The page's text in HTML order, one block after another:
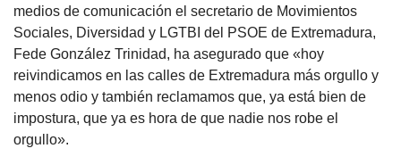
medios de comunicación el secretario de Movimientos
Sociales, Diversidad y LGTBI del PSOE de Extremadura,
Fede González Trinidad, ha asegurado que «hoy
reivindicamos en las calles de Extremadura más orgullo y
menos odio y también reclamamos que, ya está bien de
impostura, que ya es hora de que nadie nos robe el
orgullo».